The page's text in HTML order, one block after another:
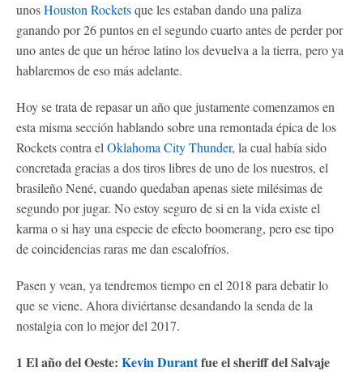
unosHouston Rocketsque les estaban dando una paliza
ganando por 26 puntos en el segundo cuarto antes de perder por
uno antes de que un héroe latino los devuelva a la tierra, pero ya
hablaremos de eso más adelante.
Hoy se trata de repasar un año que justamente comenzamos en
esta misma sección hablando sobre una remontada épica de los
Rockets contra el Oklahoma City Thunder, la cual había sido
concretada gracias a dos tiros libres de uno de los nuestros, el
brasileño Nené, cuando quedaban apenas siete milésimas de
segundo por jugar. No estoy seguro de si en la vida existe el
karma o si hay una especie de efecto boomerang, pero ese tipo
de coincidencias raras me dan escalofríos.
Pasen y vean, ya tendremos tiempo en el 2018 para debatir lo
que se viene. Ahora diviértanse desandando la senda de la
nostalgia con lo mejor del 2017.
1 El año del Oeste: Kevin Durantfue el sheriff del Salvaje